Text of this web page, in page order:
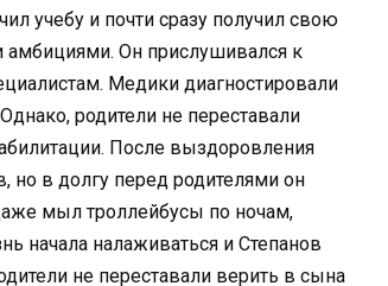
и почти сразу получил свою
амбициями. Он прислушивался к
Медики диагностировали
не переставали
После выздоровления
но в долгу перед родителями он
мыл троллейбусы по ночам,
начала налаживаться и Степанов
верить в сына